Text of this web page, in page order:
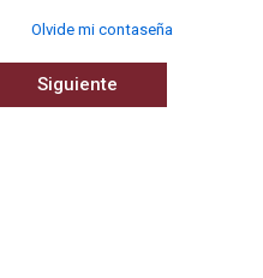
Olvide mi contaseña
Siguiente